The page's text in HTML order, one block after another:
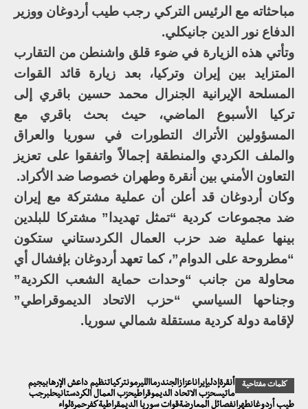
مباحثاته مع الرئيس التركي رجب طيب أردوغان ووزير
الدفاع نور الدين جانيكلي.
وتأتي هذه الزيارة في ضوء قلق واشنطن من التقارب
المتزايد بين إيران وتركيا، بعد زيارة قائد القوات
المسلحة الإيرانية الجنرال محمد حسين باقري إلى
تركيا الأسبوع الماضي، حيث بحث باقري مع
المسؤولين الأتراك التطورات في سوريا والعراق
والملف الكردي والمنطقة إجمالاً واتفقوا على تعزيز
التعاون الأمني بين أنقرة وطهران خصوصا ضد الأكراد.
وكان أردوغان قد أعلن أن عملية مشتركة مع إيران
ضد مجموعات كردية “تمثل تهديدا” مشتركا للبلدين
بينها عملية ضد حزب العمال الكردستاني ستكون
“مطروحة على الدوام”، كما تعهد أردوغان بإفشال أي
محاولة من جانب “وحدات حماية الشعب الكردية”
وجناحها السياسي “حزب الاتحاد الديموقراطي”
لإقامة دولة كردية مستقلة شمالي سوريا.
كلمات مفتاحية
أنقرةإدلبإيراناعزازالجندرماالليرمونتركياتنظيم داعش الإرهابيجيم
ماتيسحزب الاتحاد الديموقراطيحزب العمال الكردستانيحلبرجب
طيب أردوغانطهرانفصائل المعارضةقوات سوريا الديمقراطيةكفرحمرةلواء